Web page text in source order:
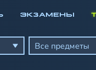
ЭКЗАМЕНЫ
Все предметы